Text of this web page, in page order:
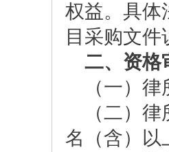
权益。具体
目采购文
二、资格
（一）律
（二）律
名（含）以